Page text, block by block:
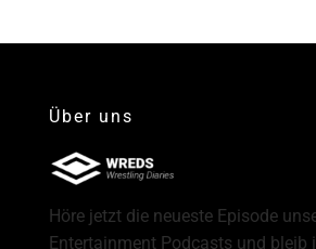
Über uns
Höre jetzt die neueste Episode
Entertainment Podcasts und bleib